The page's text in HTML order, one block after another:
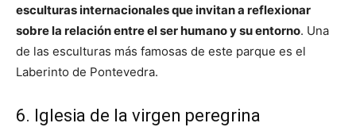
esculturas internacionales que invitan a reflexionar
sobre la relación entre el ser humano y su entorno. Una
de las esculturas más famosas de este parque es el
Laberinto de Pontevedra.
6. Iglesia de la virgen peregrina